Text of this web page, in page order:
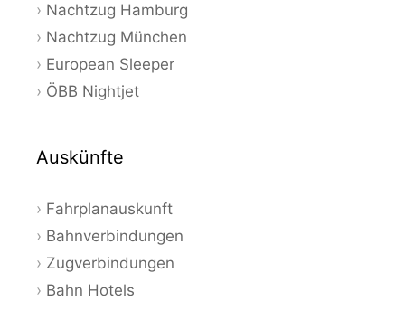
Nachtzug Hamburg
Nachtzug München
European Sleeper
ÖBB Nightjet
Auskünfte
Fahrplanauskunft
Bahnverbindungen
Zugverbindungen
Bahn Hotels